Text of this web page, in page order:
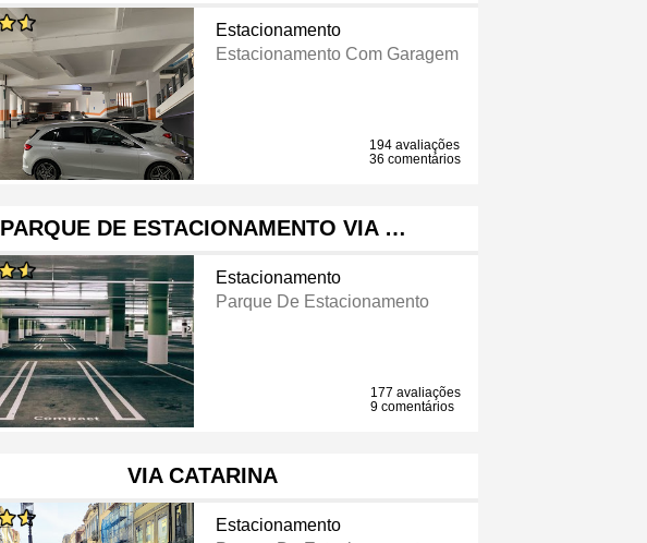
Estacionamento
Estacionamento Com Garagem
194 avaliações
36 comentários
PARQUE DE ESTACIONAMENTO VIA …
Estacionamento
Parque De Estacionamento
177 avaliações
9 comentários
VIA CATARINA
Estacionamento